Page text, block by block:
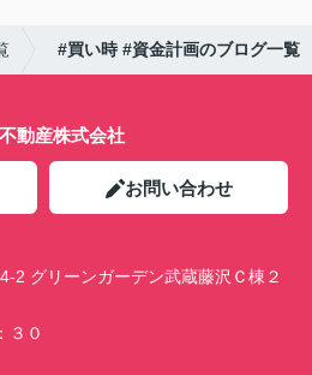
#買い時 #資金計画のブログ一覧
動産株式会社
お問い合わせ
2 グリーンガーデン武蔵藤沢Ｃ棟２
３０